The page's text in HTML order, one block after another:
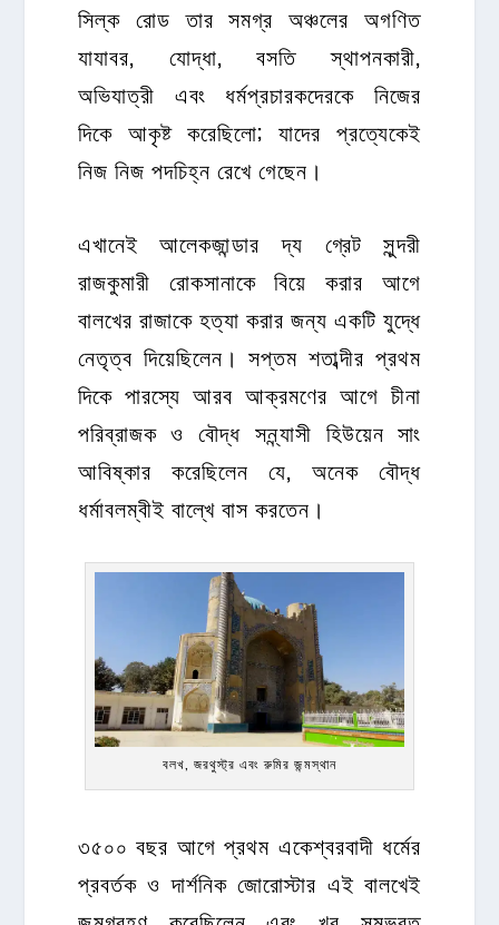
সিল্ক রোড তার সমগ্র অঞ্চলের অগণিত
যাযাবর, যোদ্ধা, বসতি স্থাপনকারী,
অভিযাত্রী এবং ধর্মপ্রচারকদেরকে নিজের
দিকে আকৃষ্ট করেছিলো; যাদের প্রত্যেকেই
নিজ নিজ পদচিহ্ন রেখে গেছেন।
এখানেই আলেকজান্ডার দ্য গ্রেট সুন্দরী
রাজকুমারী রোকসানাকে বিয়ে করার আগে
বালখের রাজাকে হত্যা করার জন্য একটি যুদ্ধে
নেতৃত্ব দিয়েছিলেন। সপ্তম শতাব্দীর প্রথম
দিকে পারস্যে আরব আক্রমণের আগে চীনা
পরিব্রাজক ও বৌদ্ধ সন্ন্যাসী হিউয়েন সাং
আবিষ্কার করেছিলেন যে, অনেক বৌদ্ধ
ধর্মাবলম্বীই বাল্খে বাস করতেন।
বলখ, জরথুস্ট্র এবং রুমির জন্মস্থান
৩৫০০ বছর আগে প্রথম একেশ্বরবাদী ধর্মের
প্রবর্তক ও দার্শনিক জোরোস্টার এই বালখেই